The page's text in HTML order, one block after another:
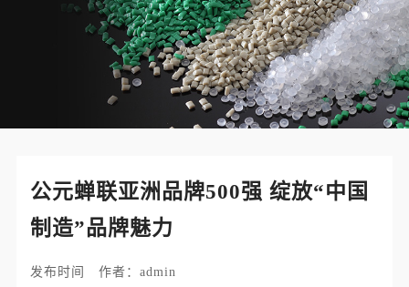
公元蝉联亚洲品牌500强 绽放“中国
制造”品牌魅力
发布时间 作者：admin